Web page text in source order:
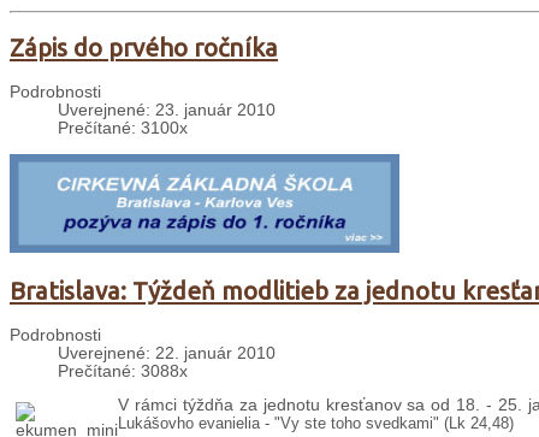
Zápis do prvého ročníka
Podrobnosti
Uverejnené: 23. január 2010
Prečítané: 3100x
Bratislava: Týždeň modlitieb za jednotu
Podrobnosti
Uverejnené: 22. január 2010
Prečítané: 3088x
V rámci týždňa za jednotu kresťanov sa od 18. - 25.
Lukášovho evanielia - "Vy ste toho svedkami" (Lk 24,48)